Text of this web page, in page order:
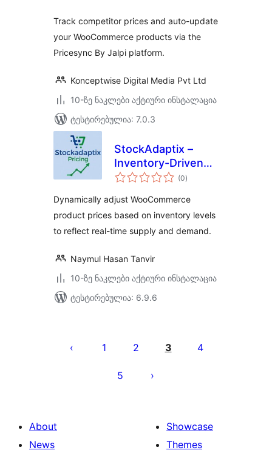
Track competitor prices and auto-update
your WooCommerce products via the
Pricesync By Jalpi platform.
Konceptwise Digital Media Pvt Ltd
10-ზე ნაკლები აქტიური ინსტალაცია
ტესტირებულია: 7.0.3
StockAdaptix –
Inventory-Driven
Dynamic Pricing for
(0საერთო
რეიტინგი
)
Dynamically adjust WooCommerce
product prices based on inventory levels
to reflect real-time supply and demand.
Naymul Hasan Tanvir
10-ზე ნაკლები აქტიური ინსტალაცია
ტესტირებულია: 6.9.6
გვერდებათ
1 2 3 4
5
About
News
Showcase
Themes